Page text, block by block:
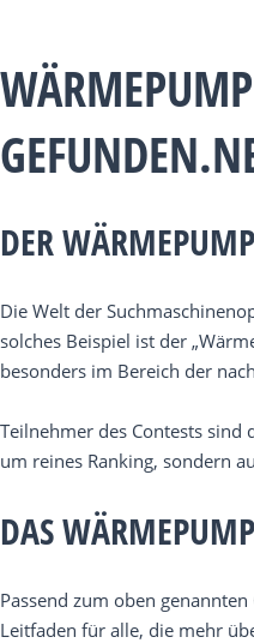
DER
Die Welt der
solches Beispiel ist der
besonders im Bereich der
Teilnehmer des Contests
um reines Ranking, sondern
DAS
Passend zum oben
Leitfaden für alle, die mehr